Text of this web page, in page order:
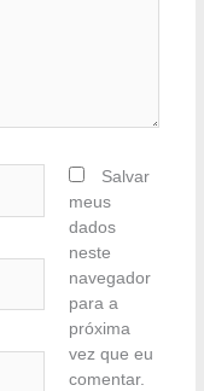
Salvar
meus
dados
neste
navegador
para a
próxima
vez que eu
comentar.